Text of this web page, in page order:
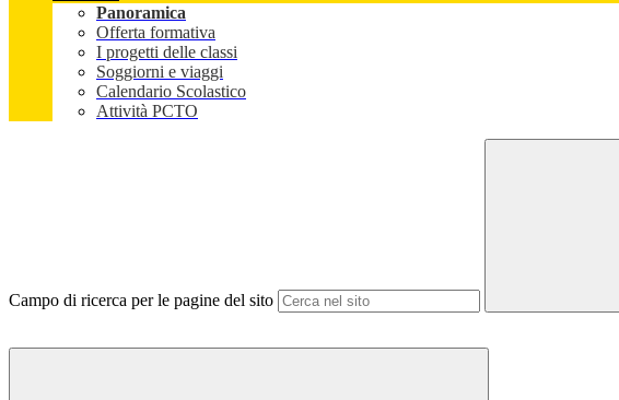
Panoramica
Offerta formativa
I progetti delle classi
Soggiorni e viaggi
Calendario Scolastico
Attività PCTO
Campo di ricerca per le pagine del sito